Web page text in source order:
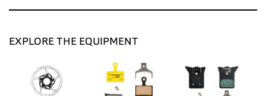
EXPLORE THE EQUIPMENT